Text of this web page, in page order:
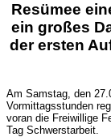
Resümee
ein großes
der ersten
Am Samstag, den
Vormittagsstunden
voran die Freiwillige
Tag Schwerstarbeit.